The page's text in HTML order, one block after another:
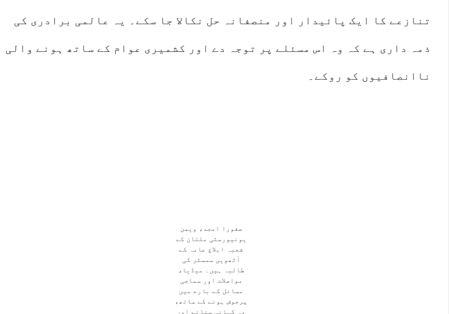
تنازعے کا ایک پائیدار اور منصفانہ حل نکالا جا سکے۔ یہ عالمی برادری کی
ذمہ داری ہے کہ وہ اس مسئلے پر توجہ دے اور کشمیری عوام کے ساتھ ہونے والی
ناانصافیوں کو روکے۔
صفورا امجد، ویمن
یونیورسٹی ملتان کے
شعبہ ابلاغ عامہ کے
آٹھویں سمسٹر کی
طالبہ ہیں۔ میڈیا،
مواصلات اور سماجی
مسائل کے بارے میں
پرجوش ہونے کے ساتھ،
وہ کہانی سنانے اور